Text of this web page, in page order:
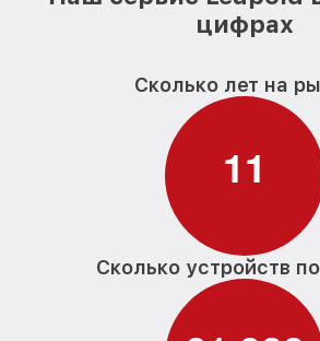
цифрах
Сколько лет на
11
Сколько устройств